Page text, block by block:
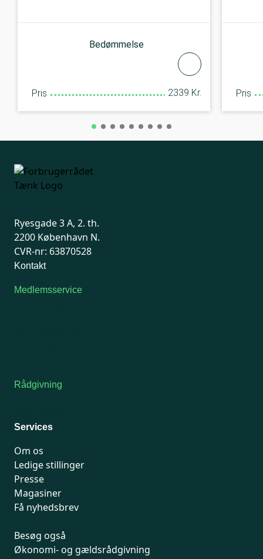
Bedømmelse
Pris 2339 Kr. Pris
Ryesgade 3 A, 2. th.
2200 København N.
CVR-nr: 63870528
Kontakt
Medlemsservice
Rådgivning
Services
Om os
Ledige stillinger
Presse
Magasiner
Få nyhedsbrev
Besøg også
Økonomi- og gældsrådgivning